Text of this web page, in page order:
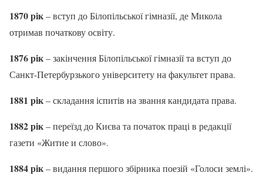
1870 рік– вступ до Білопільської гімназії, де Микола
отримав початкову освіту.
1876 рік– закінчення Білопільської гімназії та вступ до
Санкт-Петербурзького університету на факультет права.
1881 рік– складання іспитів на звання кандидата права.
1882 рік– переїзд до Києва та початок праці в редакції
газети «Житие и слово».
1884 рік– видання першого збірника поезій «Голоси землі».